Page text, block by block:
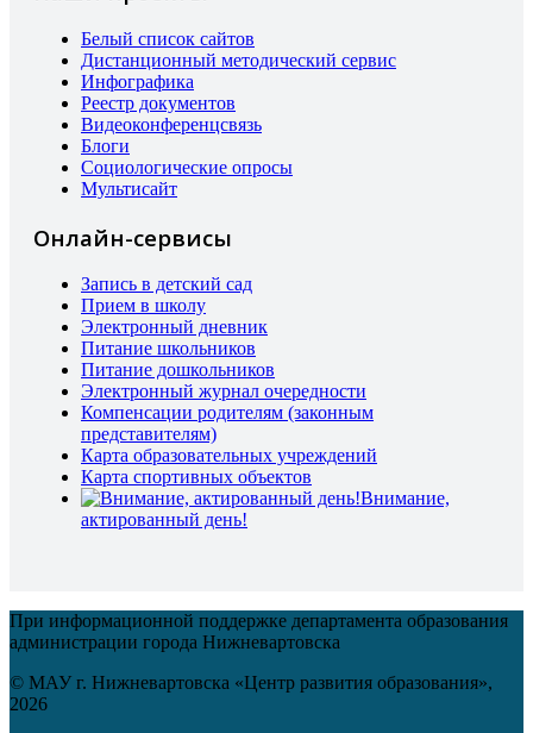
Белый список сайтов
Дистанционный методический сервис
Инфографика
Реестр документов
Видеоконференцсвязь
Блоги
Социологические опросы
Мультисайт
Онлайн-сервисы
Запись в детский сад
Прием в школу
Электронный дневник
Питание школьников
Питание дошкольников
Электронный журнал очередности
Компенсации родителям (законным
представителям)
Карта образовательных учреждений
Карта спортивных объектов
Внимание,
актированный день!
При информационной поддержке департамента образования
администрации города Нижневартовска
© МАУ г. Нижневартовска «Центр развития образования»,
2026